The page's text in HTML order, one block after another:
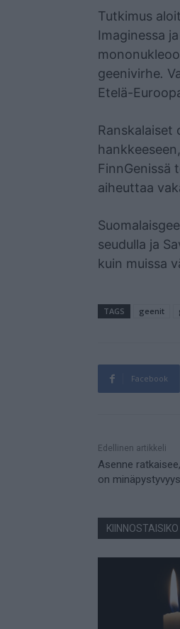
Tutkimus
Imaginessa
geenivirhe.
Etelä-
Ranskalaiset
FinnGenissä
aiheuttaa
seudulla ja
kuin muissa
TAGS geenit
Facebook
Mainos
Edellinen artikkeli
Asenne
on